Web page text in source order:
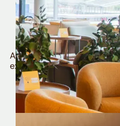
Quem é
muito
Aproveite todos os
exclusivas da sua Conta